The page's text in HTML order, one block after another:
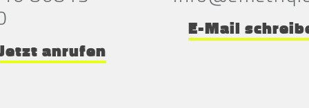
Jetzt anrufen
E-Mail